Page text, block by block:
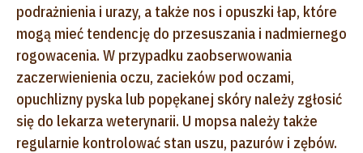
podrażnienia i urazy, a także nos i opuszki łap, które
mogą mieć tendencję do przesuszania i nadmiernego
rogowacenia. W przypadku zaobserwowania
zaczerwienienia oczu, zacieków pod oczami,
opuchlizny pyska lub popękanej skóry należy zgłosić
się do lekarza weterynarii. U mopsa należy także
regularnie kontrolować stan uszu, pazurów i zębów.